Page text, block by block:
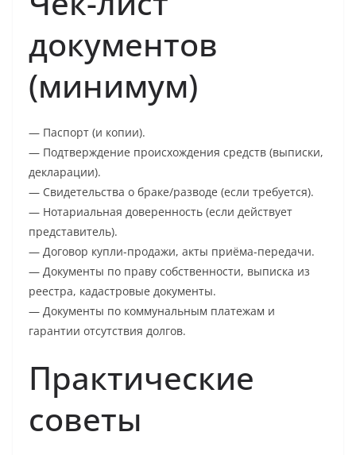
документов
(минимум)
— Паспорт (и копии).
— Подтверждение происхождения средств (выписки,
декларации).
— Свидетельства о браке/разводе (если требуется).
— Нотариальная доверенность (если действует
представитель).
— Договор купли-продажи, акты приёма-передачи.
— Документы по праву собственности, выписка из
реестра, кадастровые документы.
— Документы по коммунальным платежам и
гарантии отсутствия долгов.
Практические
советы